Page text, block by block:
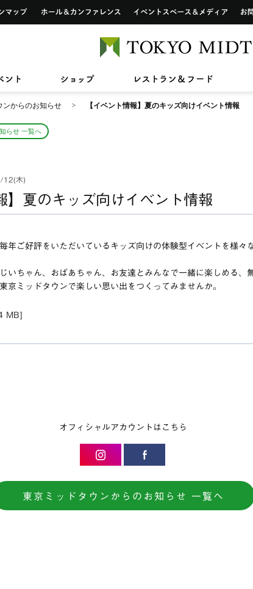
いて タウンマップ ホール&カンファレンス イベ
イベント ショップ レストラ
2026/3/27(金)〜8/9(日)
スープはいのち
2026/7/1(水)〜8/31(月)
ド検索
2026/7/17(金)〜8/31(月)
アートワーク in 東京ミッドタウン
LIVE 六本木未来会議
東京ミッドタウン レジデンス
ザ・リッツ・カールトン東京
プ インフォメーションカウンター
ご利用可能なカードについて
連れのお客様へ バリアフリーサービス
ンからのお知らせ 【イベント情報】夏のキッズ向けイベント情報
らせ 一覧へ
木)
】夏のキッズ向けイベント情報
年ご好評をいただいているキッズ向けの体験型イベントを様々
いちゃん、おばあちゃん、お友達とみんなで一緒に楽しめる、
京ミッドタウンで楽しい思い出をつくってみませんか。
MB]
オフィシャルアカウントはこちら
東京ミッドタウンからのお知らせ 一覧へ